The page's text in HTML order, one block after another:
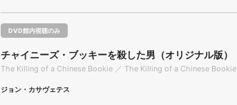
DVD館内視聴のみ
チャイニーズ・ブッキーを殺した男（オリジナル版）
The Killing of a Chinese Bookie ／ The Killing of a Chinese Bookie
ジョン・カサヴェテス